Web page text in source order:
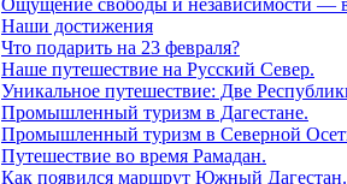
Ощущение свободы и независимости —
Наши достижения
Что подарить на 23 февраля?
Наше путешествие на Русский Север.
Уникальное путешествие: Две
Промышленный туризм в Дагестане.
Промышленный туризм в Северной
Путешествие во время Рамадан.
Как появился маршрут Южный Дагестан.